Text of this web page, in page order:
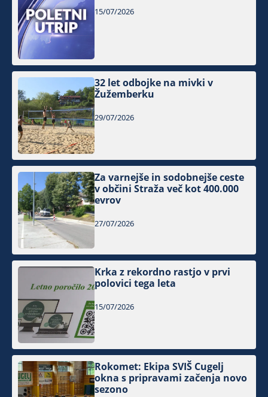
15/07/2026
32 let odbojke na mivki v
Žužemberku
29/07/2026
Za varnejše in sodobnejše ceste
v občini Straža več kot 400.000
evrov
27/07/2026
Krka z rekordno rastjo v prvi
polovici tega leta
15/07/2026
Rokomet: Ekipa SVIŠ Cugelj
okna s pripravami začenja novo
sezono